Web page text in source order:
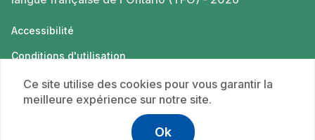
Accessibilité
Conditions d'utilisation
Politique de confidentialité
Ce site utilise des cookies pour vous garantir la
meilleure expérience sur notre site.
Ok